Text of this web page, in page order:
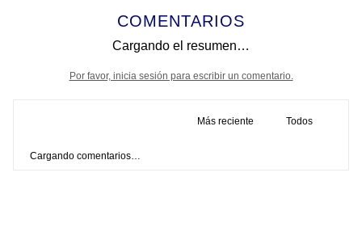
COMENTARIOS
Cargando el resumen…
Por favor, inicia sesión para escribir un comentario.
Más reciente Todos
Cargando comentarios…